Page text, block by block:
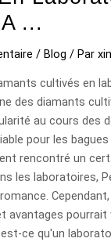
...
/Blog / Par
cultivés en
des diamants
au cours des
pour les
rencontré un
les laboratoires,
avantages pourrait
ce qu'un